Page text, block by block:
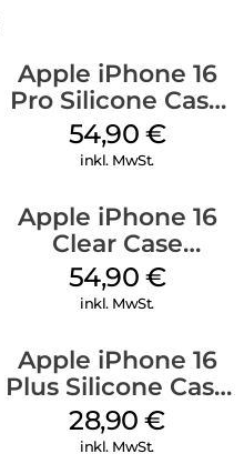
Apple iPhone 16
Pro Silicone Case
MagSafe Black
54,90 €
inkl. MwSt.
Apple iPhone 16
Clear Case
MagSafe
Transparent
54,90 €
inkl. MwSt.
Apple iPhone 16
Plus Silicone Case
MagSafe Black
28,90€
inkl. MwSt.